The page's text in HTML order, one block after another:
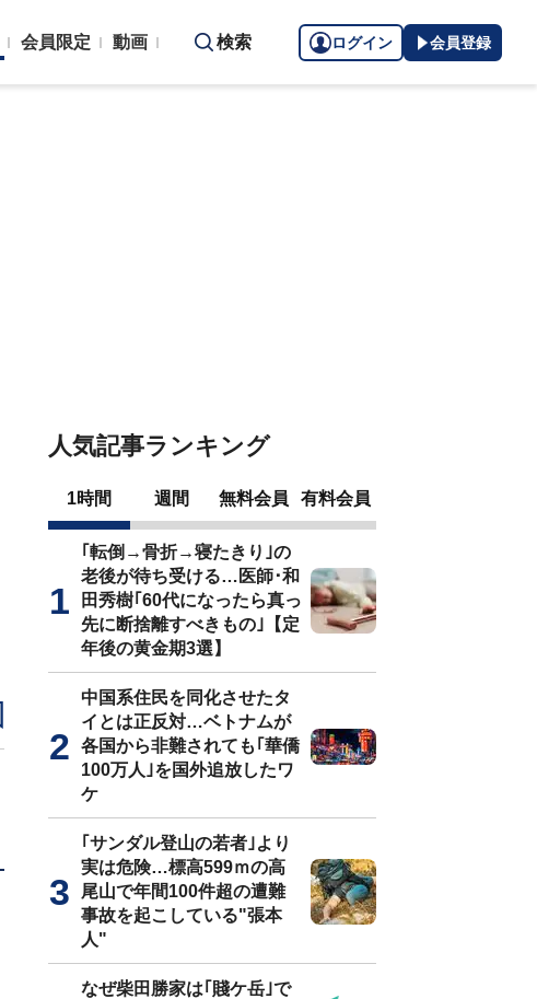
会員限定 動画 検索 ログイン 会員登録
人気記事ランキング
1時間 週間 無料会員 有料会員
｢転倒→骨折→寝たきり｣の
老後が待ち受ける…医師･和
田秀樹｢60代になったら真っ
先に断捨離すべきもの｣【定
年後の黄金期3選】
中国系住民を同化させたタ
イとは正反対…ベトナムが
各国から非難されても｢華僑
100万人｣を国外追放したワ
ケ
｢サンダル登山の若者｣より
実は危険…標高599ｍの高
尾山で年間100件超の遭難
事故を起こしている"張本
人"
なぜ柴田勝家は｢賤ケ岳｣で